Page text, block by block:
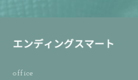
office